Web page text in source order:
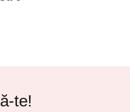
te!